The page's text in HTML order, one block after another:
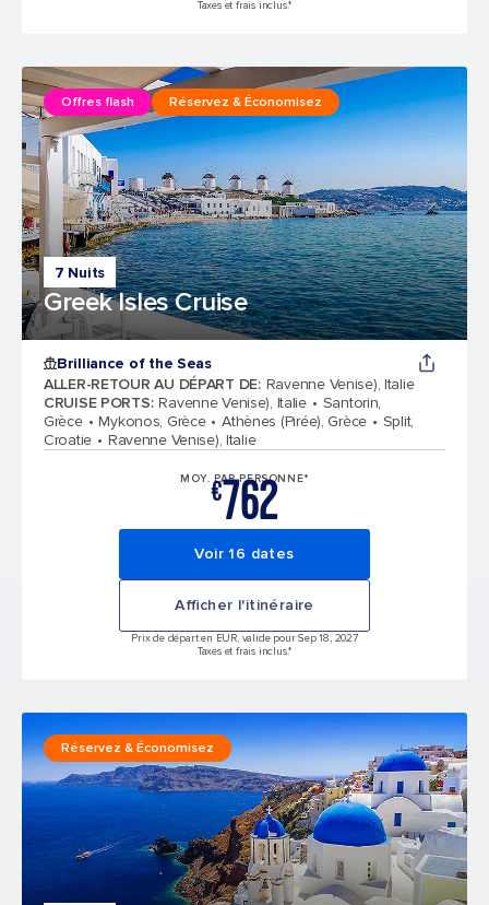
Taxes et frais inclus.*
7 Nuits
Greek Isles Cruise
Offres flash Réservez & Économisez
Brilliance of the Seas
ALLER-RETOUR AU DÉPART DE: Ravenne Venise), Italie
CRUISE PORTS: Ravenne Venise), Italie
Santorin,
Grèce
Mykonos, Grèce Athènes (Pirée), Grèce
Split,
Croatie
Ravenne Venise), Italie
MOY. PAR PERSONNE*
€762
Voir 16 dates
Afficher l'itinéraire
Prix de départ en EUR, valide pour Sep 18, 2027
Taxes et frais inclus.*
Réservez & Économisez